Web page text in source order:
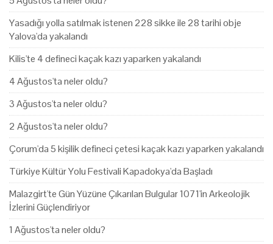
Yasadığı yolla satılmak istenen 228 sikke ile 28 tarihi obje
Yalova'da yakalandı
Kilis'te 4 defineci kaçak kazı yaparken yakalandı
4 Ağustos'ta neler oldu?
3 Ağustos'ta neler oldu?
2 Ağustos'ta neler oldu?
Çorum'da 5 kişilik defineci çetesi kaçak kazı yaparken yakalandı
Türkiye Kültür Yolu Festivali Kapadokya'da Başladı
Malazgirt'te Gün Yüzüne Çıkarılan Bulgular 1071'in Arkeolojik
İzlerini Güçlendiriyor
1 Ağustos'ta neler oldu?